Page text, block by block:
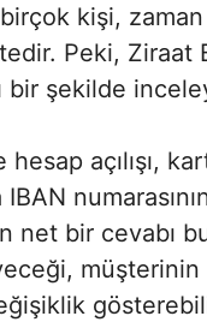
kişi, zaman
Peki, Ziraat
bir şekilde
açılışı,
net bir cevabı